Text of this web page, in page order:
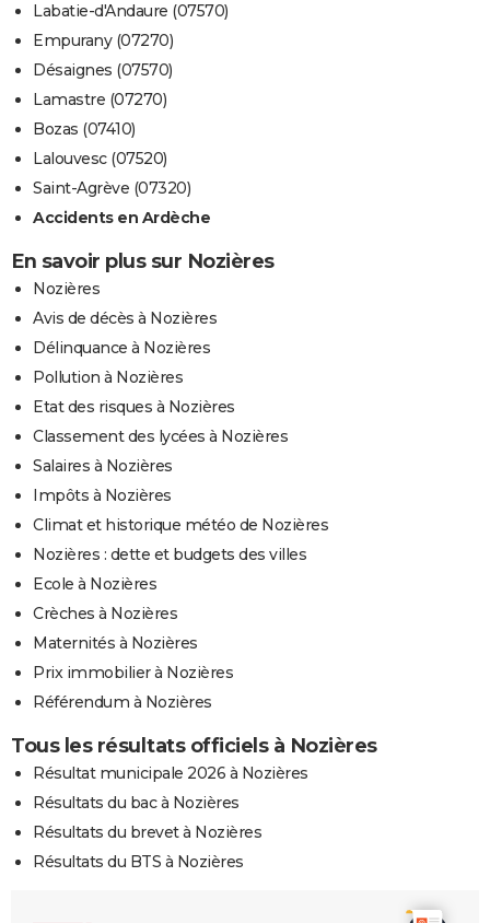
Labatie-d'Andaure (07570)
Empurany (07270)
Désaignes (07570)
Lamastre (07270)
Bozas (07410)
Lalouvesc (07520)
Saint-Agrève (07320)
Accidents en Ardèche
En savoir plus sur Nozières
Nozières
Avis de décès à Nozières
Délinquance à Nozières
Pollution à Nozières
Etat des risques à Nozières
Classement des lycées à Nozières
Salaires à Nozières
Impôts à Nozières
Climat et historique météo de Nozières
Nozières : dette et budgets des villes
Ecole à Nozières
Crèches à Nozières
Maternités à Nozières
Prix immobilier à Nozières
Référendum à Nozières
Tous les résultats officiels à Nozières
Résultat municipale 2026 à Nozières
Résultats du bac à Nozières
Résultats du brevet à Nozières
Résultats du BTS à Nozières